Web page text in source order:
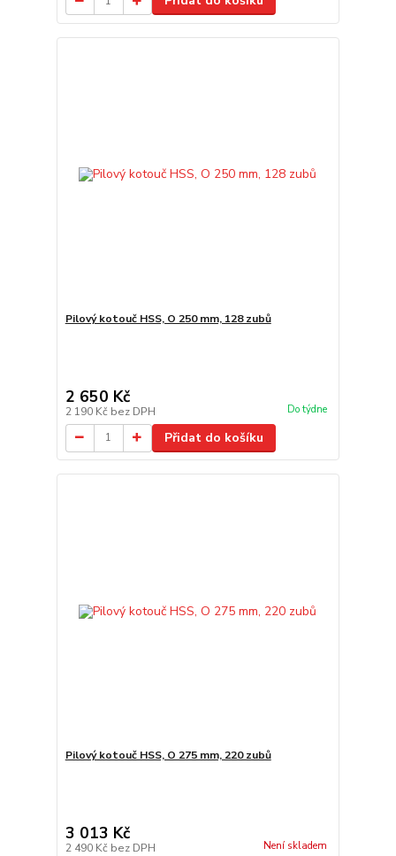
Pilový kotouč HSS, O 250 mm, 128 zubů
2 650 Kč
2 190 Kč bez DPH Do týdne
Přidat do košíku
Pilový kotouč HSS, O 275 mm, 220 zubů
3 013 Kč
2 490 Kč bez DPH Není skladem